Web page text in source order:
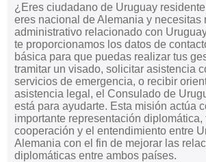
¿Eres ciudadano de Uruguay
eres nacional de Alemania y necesitas
administrativo relacionado con
te proporcionamos los datos de
básica para que puedas realizar tus
tramitar un visado, solicitar asistencia
servicios de emergencia, o recibir
asistencia legal, el Consulado de
está para ayudarte. Esta misión actúa
importante representación diplomática,
cooperación y el entendimiento entre
Alemania con el fin de mejorar las
diplomáticas entre ambos países.